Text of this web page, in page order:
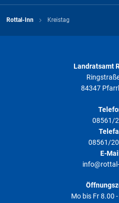
Rottal-Inn Kreistag
Landratsamt
84347
08561/
08561/
E-Mail
Mo bis Fr 8.00